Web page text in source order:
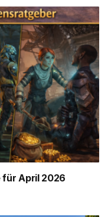
für April 2026